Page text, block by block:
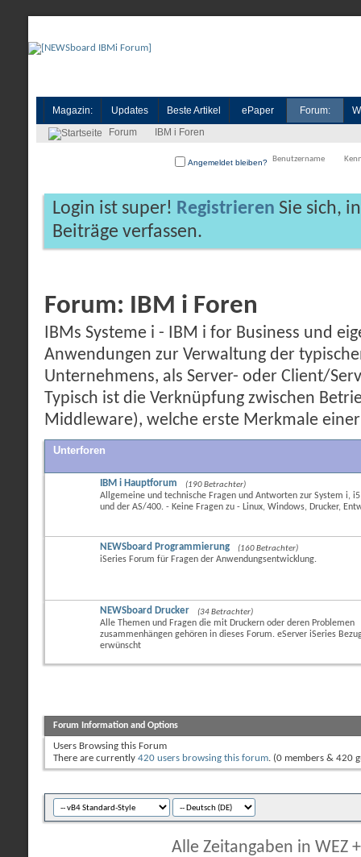
Magazin: Updates Beste Artikel ePaper Forum:
Forum
IBM i Foren
Angemeldet bleiben?
Login ist super! Registrieren Sie sich,
Beiträge verfassen.
Forum: IBM i Foren
IBMs Systeme i - IBM i for Business und
Anwendungen zur Verwaltung der
Unternehmens, als Server- oder Client/
Typisch ist die Verknüpfung zwischen
Middleware), welche erste Merkmale
Unterforen
IBM i Hauptforum (190 Betrachter)
Allgemeine und technische Fragen und Antworten zur System i,
und der AS/400. - Keine Fragen zu - Linux, Windows, Drucker,
NEWSboard Programmierung (160 Betrachter)
iSeries Forum für Fragen der Anwendungsentwicklung.
NEWSboard Drucker (34 Betrachter)
Alle Themen und Fragen die mit Druckern oder deren Problemen
zusammenhängen gehören in dieses Forum. eServer iSeries
erwünscht
Forum Information and Options
Users Browsing this Forum
There are currently 420 users browsing this forum. (0 members & 420
Alle Zeitangaben in WEZ